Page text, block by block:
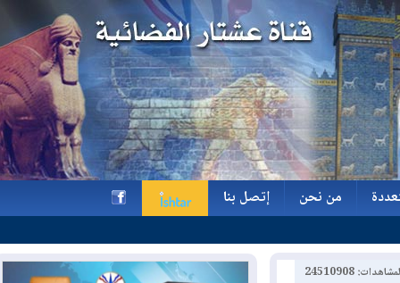
من نحن
إتصل بنا
h